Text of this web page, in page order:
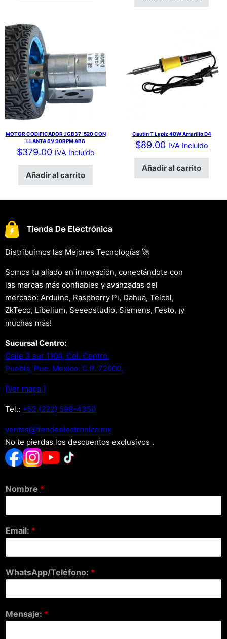
MOTOR CODIFICADOR JGB37-520 CON
LLANTA 6V 90RPM AB8
$379.00 IVA Incluido
Añadir al carrito
Cautin T Lapiz 40W Amarillo D4
$89.00 IVA Incluido
Añadir al carrito
Distribuimos las Mejores Tecnologías 🚀
Somos tu aliado en innovación, conectándote con
las marcas más confiables y avanzadas del
mercado: Arduino, Raspberry Pi, Dahua, Telcel,
ZkTeco, Libelium, Seeedstudio, Siemens, Festo, ¡y
muchas más!
Sucursal Centro:
Calle 3 sur 1104, Col. Centro.
Puebla, Pue. Mexico. C.P. 72000.
[Ver mapa.]
Tel.: +52 (222) 598-4350
xm.acinortceleedneit@satnev
No te pierdas los descuentos exclusivos .
Nombre *
Email: *
WhatsApp/Teléfono: *
Mensaje: *